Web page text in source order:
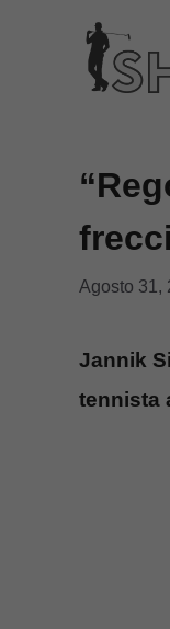
contenuto
Agosto 31,
Jannik
tennista